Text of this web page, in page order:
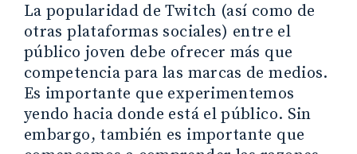
La popularidad de Twitch (así como de
otras plataformas sociales) entre el
público joven debe ofrecer más que
competencia para las marcas de medios.
Es importante que experimentemos
yendo hacia donde está el público. Sin
embargo, también es importante que